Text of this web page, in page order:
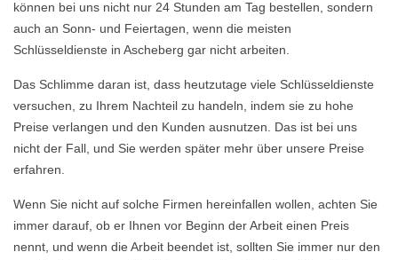
können bei uns nicht nur 24 Stunden am Tag bestellen, sondern
auch an Sonn- und Feiertagen, wenn die meisten
Schlüsseldienste in Ascheberg gar nicht arbeiten.
Das Schlimme daran ist, dass heutzutage viele Schlüsseldienste
versuchen, zu Ihrem Nachteil zu handeln, indem sie zu hohe
Preise verlangen und den Kunden ausnutzen. Das ist bei uns
nicht der Fall, und Sie werden später mehr über unsere Preise
erfahren.
Wenn Sie nicht auf solche Firmen hereinfallen wollen, achten Sie
immer darauf, ob er Ihnen vor Beginn der Arbeit einen Preis
nennt, und wenn die Arbeit beendet ist, sollten Sie immer nur den